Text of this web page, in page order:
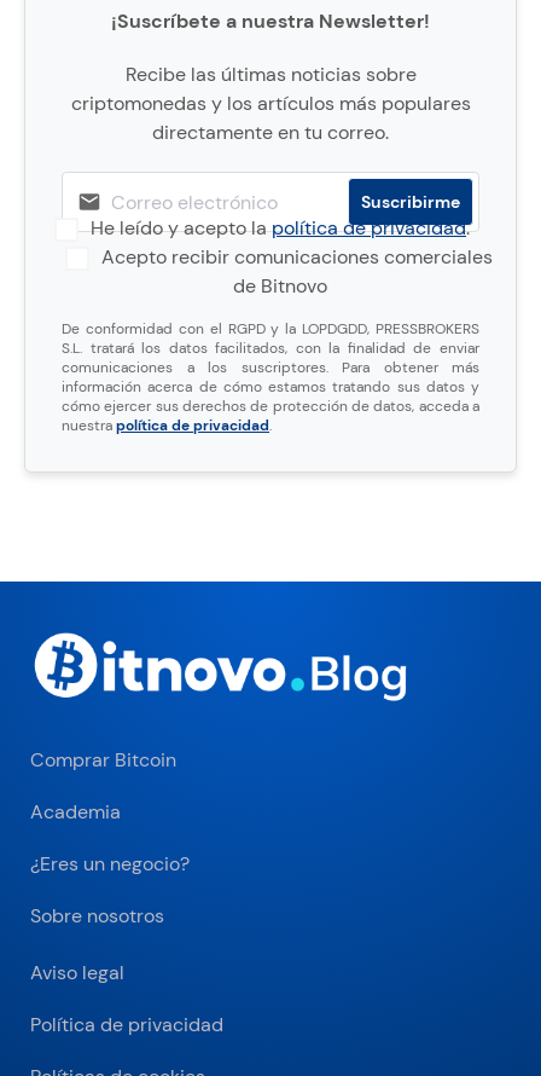
¡Suscríbete a nuestra Newsletter!
Recibe las últimas noticias sobre
criptomonedas y los artículos más populares
directamente en tu correo.
He leído y acepto lapolítica de privacidad.
Acepto recibir comunicaciones comerciales
de Bitnovo
De conformidad con el RGPD y la LOPDGDD, PRESSBROKERS
S.L. tratará los datos facilitados, con la finalidad de enviar
comunicaciones a los suscriptores. Para obtener más
información acerca de cómo estamos tratando sus datos y
cómo ejercer sus derechos de protección de datos, acceda a
nuestrapolítica de privacidad.
Comprar Bitcoin
Academia
¿Eres un negocio?
Sobre nosotros
Aviso legal
Política de privacidad